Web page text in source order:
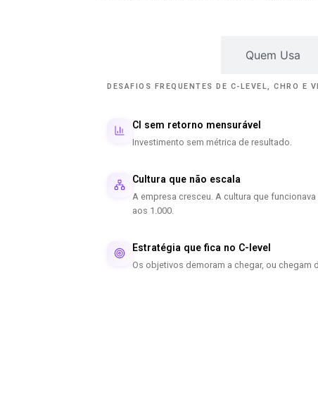
Quem Usa
DESAFIOS FREQUENTES DE C-LEVEL, CHRO E
CI sem retorno mensurável
Investimento sem métrica de resultado.
Cultura que não escala
A empresa cresceu. A cultura que
aos 1.000.
Estratégia que fica no C-level
Os objetivos demoram a chegar, ou chegam